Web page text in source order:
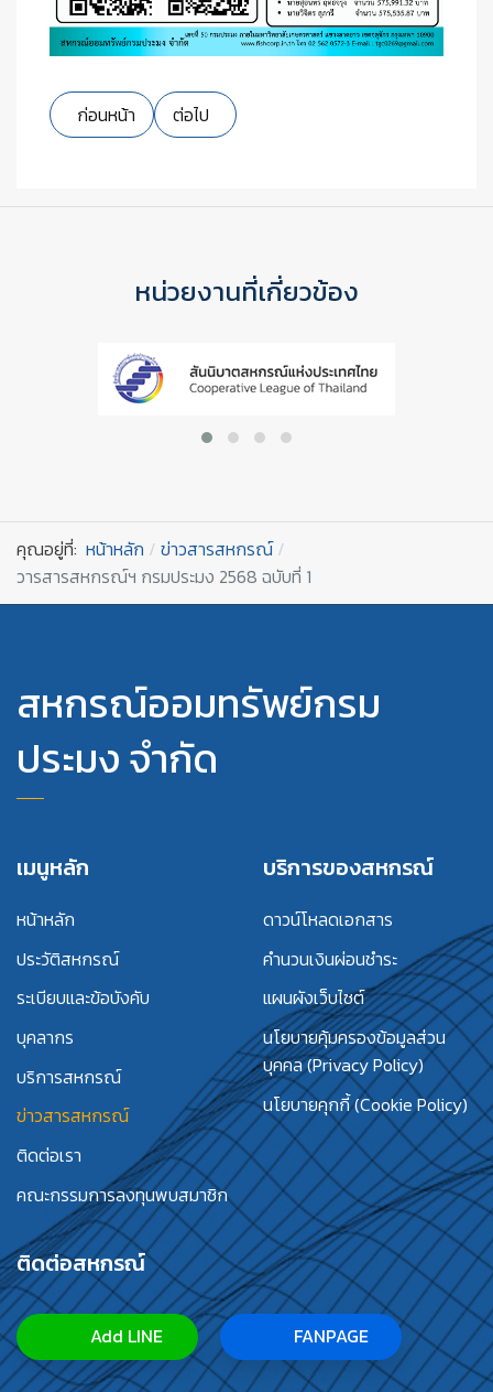
เนื้อหาก่อนหน้า: ทุนสวัสดิการสมาชิกและครอบครัวเพื่อส่งเส
ก่อนหน้า เนื้อหาถัดไป: ระเบียบสหกรณ์ออมทรัพย์กรมป
ต่อไป
หน่วยงานที่เกี่ยวข้อง
คุณอยู่ที่: หน้าหลัก
ข่าวสารสหกรณ์
วารสารสหกรณ์ฯ กรมประมง 2568 ฉบับที่ 1
สหกรณ์ออมทรัพย์กรม
ประมง จำกัด
เมนูหลัก
หน้าหลัก
ประวัติสหกรณ์
ระเบียบและข้อบังคับ
บุคลากร
บริการสหกรณ์
ข่าวสารสหกรณ์
ติดต่อเรา
คณะกรรมการลงทุนพบสมาชิก
บริการของสหกรณ์
ดาวน์โหลดเอกสาร
คำนวนเงินผ่อนชำระ
แผนผังเว็บไซต์
นโยบายคุ้มครองข้อมูลส่วน
บุคคล (Privacy Policy)
นโยบายคุกกี้ (Cookie Policy)
ติดต่อสหกรณ์
Add LINE FANPAGE